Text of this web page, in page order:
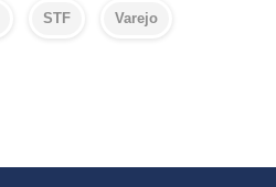
STF Varejo